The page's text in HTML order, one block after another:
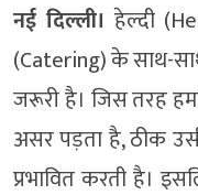
नई दिल्ली।हेल्दी
(Catering) के साथ-
जरूरी है। जिस तरह
असर पड़ता है, ठीक
प्रभावित करती है।